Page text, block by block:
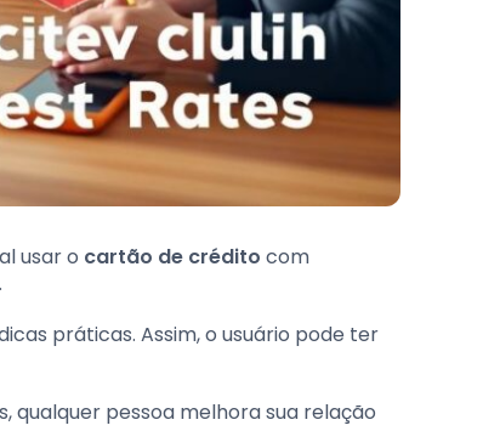
usar o cartão de crédito com
práticas. Assim, o usuário pode ter
qualquer pessoa melhora sua relação